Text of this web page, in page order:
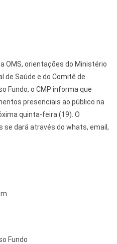
OMS, orientações do Ministério
de Saúde e do Comitê de
Fundo, o CMP informa que
presenciais ao público na
quinta-feira (19). O
dará através do whats, email,
Fundo